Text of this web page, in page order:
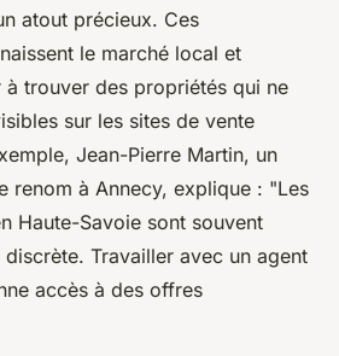
atout précieux. Ces
le marché local et
à trouver des propriétés qui ne
sur les sites de vente
Jean-Pierre Martin, un
renom à Annecy, explique : "Les
Haute-Savoie sont souvent
Travailler avec un agent
accès à des offres